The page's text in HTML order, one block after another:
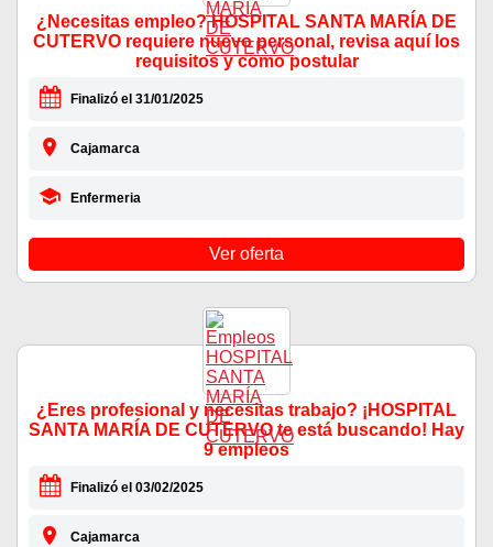
¿Necesitas empleo? HOSPITAL SANTA MARÍA DE
CUTERVO requiere nuevo personal, revisa aquí los
requisitos y como postular
Finalizó el 31/01/2025
Cajamarca
Enfermeria
Ver oferta
¿Eres profesional y necesitas trabajo? ¡HOSPITAL
SANTA MARÍA DE CUTERVO te está buscando! Hay
9 empleos
Finalizó el 03/02/2025
Cajamarca